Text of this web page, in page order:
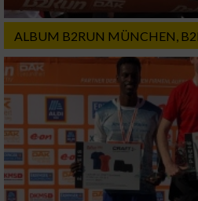
ALBUM B2RUN MÜNCHEN,